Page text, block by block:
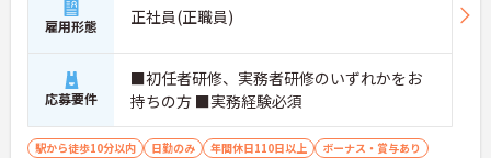
雇用形態 正社員(正職員)
応募要件
■初任者研修、実務者研修のいずれかをお
持ちの方 ■実務経験必須
駅から徒歩10分以内 日勤のみ 年間休日110日以上
ボーナス・賞与あり